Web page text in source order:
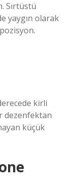
Sırtüstü
yaygın olarak
kirli
dezenfektan
küçük